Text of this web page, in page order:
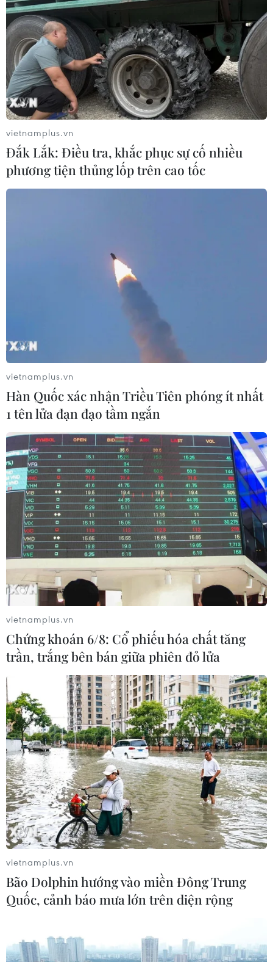
Chuyển giao kỹ thuật ghép gan cứu sống 2
trẻ bị bệnh hiểm nghèo
23/08/2021 03:22
Hai ca ghép gan là những bệnh nhi rất nhỏ tuổi, bệnh lý
phức tạp, ghép bất đồng nhóm máu, lần đầu tiên được
thực hiện bởi chính các thầy thuốc Việt Nam.
Bệnh viện Trung ương Huế xác lập các kỷ
lục mới về ghép tim
07/05/2022 07:30
Với ca ghép tim đặc biệt, Bệnh viện Trung ương Huế
(Thừa Thiên-Huế) đã xác lập hai kỷ lục mới là thời gian
lấy tim xuyên Việt đến khi tim đập lại ngắn nhất và thời
gian mổ ngắn nhất.
vietnamplus.vn
Đắk Lắk: Điều tra, khắc phục sự cố nhiều
phương tiện thủng lốp trên cao tốc
vietnamplus.vn
Hàn Quốc xác nhận Triều Tiên phóng ít nhất
1 tên lửa đạn đạo tầm ngắn
vietnamplus.vn
Chứng khoán 6/8: Cổ phiếu hóa chất tăng
trần, trắng bên bán giữa phiên đỏ lửa
vietnamplus.vn
Bão Dolphin hướng vào miền Đông Trung
Quốc, cảnh báo mưa lớn trên diện rộng